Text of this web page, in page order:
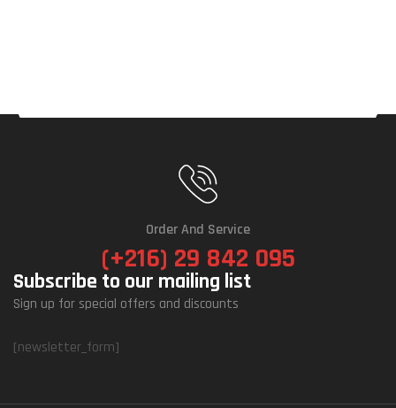
Order And Service
(+216) 29 842 095
Subscribe to our mailing list
Sign up for special offers and discounts
[newsletter_form]